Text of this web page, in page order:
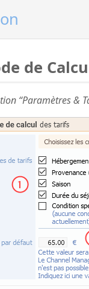
de
“Paramètres &